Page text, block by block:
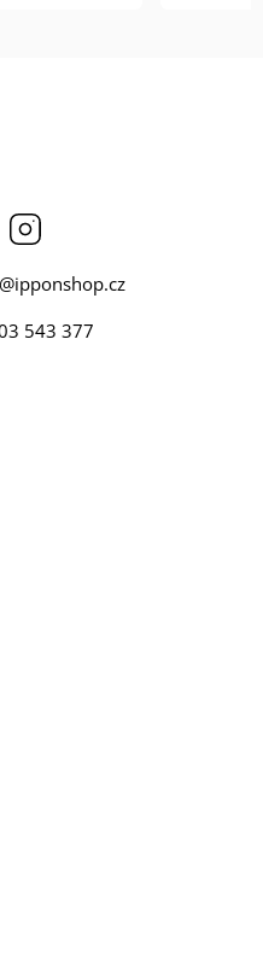
@ipponshop.cz
543 377